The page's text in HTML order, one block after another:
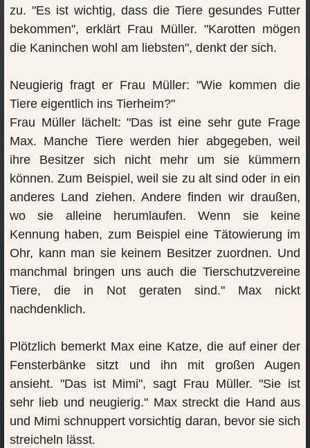
zu. "Es ist wichtig, dass die Tiere gesundes Futter
bekommen", erklärt Frau Müller. "Karotten mögen
die Kaninchen wohl am liebsten", denkt der sich.
Neugierig fragt er Frau Müller: "Wie kommen die
Tiere eigentlich ins Tierheim?"
Frau Müller lächelt: "Das ist eine sehr gute Frage
Max. Manche Tiere werden hier abgegeben, weil
ihre Besitzer sich nicht mehr um sie kümmern
können. Zum Beispiel, weil sie zu alt sind oder in ein
anderes Land ziehen. Andere finden wir draußen,
wo sie alleine herumlaufen. Wenn sie keine
Kennung haben, zum Beispiel eine Tätowierung im
Ohr, kann man sie keinem Besitzer zuordnen. Und
manchmal bringen uns auch die Tierschutzvereine
Tiere, die in Not geraten sind." Max nickt
nachdenklich.
Plötzlich bemerkt Max eine Katze, die auf einer der
Fensterbänke sitzt und ihn mit großen Augen
ansieht. "Das ist Mimi", sagt Frau Müller. "Sie ist
sehr lieb und neugierig." Max streckt die Hand aus
und Mimi schnuppert vorsichtig daran, bevor sie sich
streicheln lässt.